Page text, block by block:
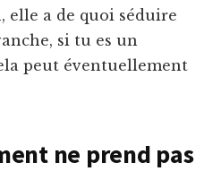
elle a de quoi séduire
si tu es un
peut éventuellement
ne prend pas